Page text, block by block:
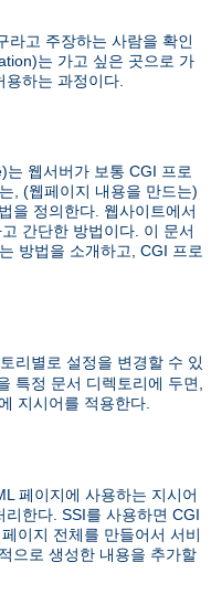
라고 주장하는 사람을 확인
는 가고 싶은 곳으로 가
하는 과정이다.
웹서버가 보통 CGI 프로
, (웹페이지 내용을 만드는)
을 정의한다. 웹사이트에서
간단한 방법이다. 이 문서
방법을 소개하고, CGI 프로
리별로 설정을 변경할 수 있
특정 문서 디렉토리에 두면,
지시어를 적용한다.
페이지에 사용하는 지시어
한다. SSI를 사용하면 CGI
이지 전체를 만들어서 서비
으로 생성한 내용을 추가할